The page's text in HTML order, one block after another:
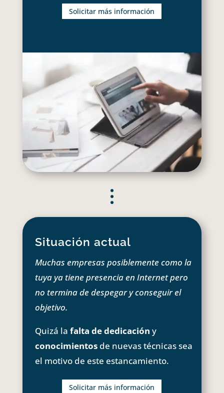
Solicitar más información
Situación actual
Muchas empresas posiblemente como la
tuya ya tiene presencia en Internet pero
no termina de despegar y conseguir el
objetivo.
Quizá la falta de dedicación y
conocimientosde nuevas técnicas sea
el motivo de este estancamiento.
Solicitar más información